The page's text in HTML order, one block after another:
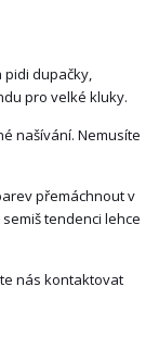
pidi dupačky,
pro velké kluky.
našívání. Nemusíte
přemáchnout v
tendenci lehce
nás kontaktovat